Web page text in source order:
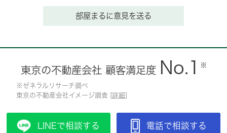
部屋まるに意見を送る
東京の不動産会社 顧客満足度 No.1 ※
※ゼネラルリサーチ調べ
東京の不動産会社イメージ調査 [詳細]
LINEで相談する 電話で相談する